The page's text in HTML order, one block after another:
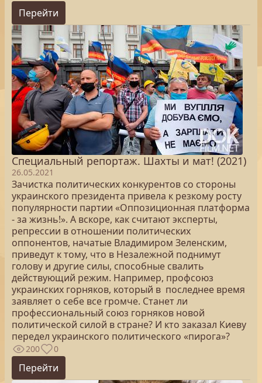
Перейти
Специальный репортаж. Шахты и мат! (2021)
26.05.2021
Зачистка политических конкурентов со стороны
украинского президента привела к резкому росту
популярности партии «Оппозиционная платформа
- за жизнь!». А вскоре, как считают эксперты,
репрессии в отношении политических
оппонентов, начатые Владимиром Зеленским,
приведут к тому, что в Незалежной поднимут
голову и другие силы, способные свалить
действующий режим. Например, профсоюз
украинских горняков, который в ​ последнее время
заявляет о себе все громче. Станет ли
профессиональный союз горняков новой
политической силой в стране? И кто заказал Киеву
передел украинского политического «пирога»?
200 0
Перейти